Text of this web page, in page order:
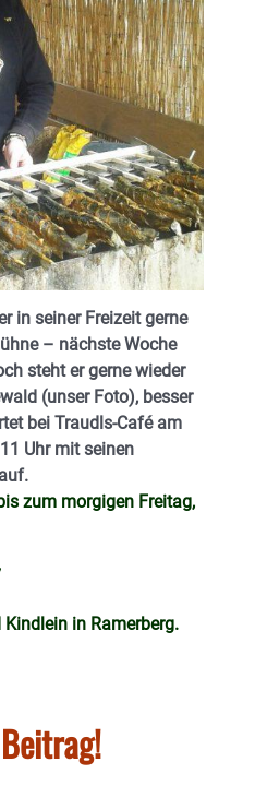
in seiner Freizeit gerne
– nächste Woche
steht er gerne wieder
(unser Foto), besser
bei Traudls-Café am
Uhr mit seinen
zum morgigen Freitag,
Kindlein in Ramerberg.